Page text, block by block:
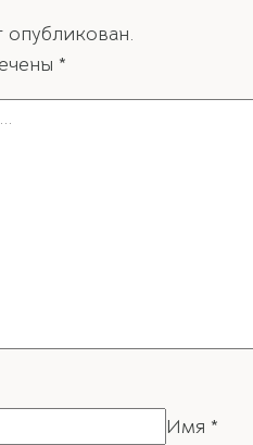
опубликован.
*
Имя *